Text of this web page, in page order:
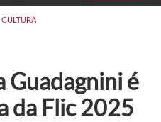
CULTURA
Guadagnini é
da Flic 2025